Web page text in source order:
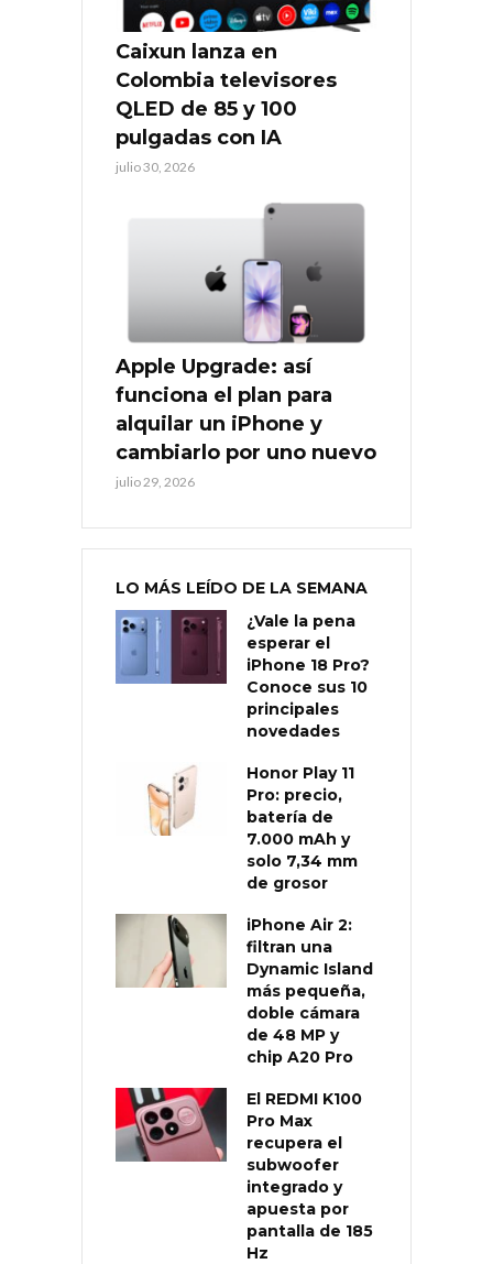
Caixun lanza en
Colombia televisores
QLED de 85 y 100
pulgadas con IA
julio 30, 2026
Apple Upgrade: así
funciona el plan para
alquilar un iPhone y
cambiarlo por uno nuevo
julio 29, 2026
LO MÁS LEÍDO DE LA SEMANA
¿Vale la pena
esperar el
iPhone 18 Pro?
Conoce sus 10
principales
novedades
Honor Play 11
Pro: precio,
batería de
7.000 mAh y
solo 7,34 mm
de grosor
iPhone Air 2:
filtran una
Dynamic Island
más pequeña,
doble cámara
de 48 MP y
chip A20 Pro
El REDMI K100
Pro Max
recupera el
subwoofer
integrado y
apuesta por
pantalla de 185
Hz